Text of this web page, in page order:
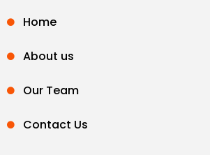
Home
About us
Our Team
Contact Us